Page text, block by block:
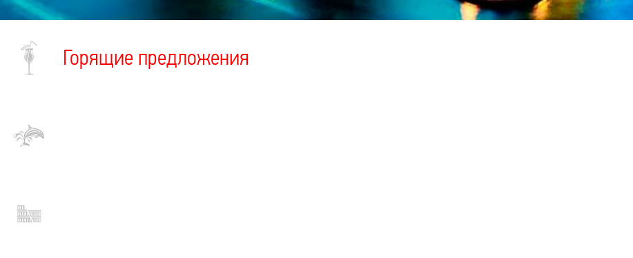
Горящие предложения